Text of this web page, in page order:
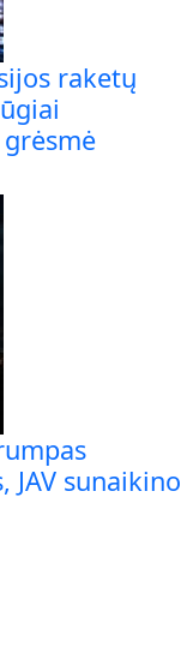
raketų
JAV sunaikino